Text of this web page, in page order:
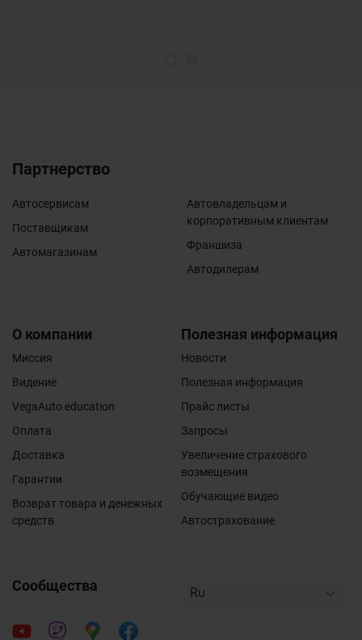
Партнерство
Автосервисам
Поставщикам
Автомагазинам
Автовладельцам и
корпоративным клиентам
Франшиза
Автодилерам
О компании
Миссия
Видение
VegaAuto education
Оплата
Доставка
Гарантии
Возврат товара и денежных
средств
Полезная информация
Новости
Полезная информация
Прайс листы
Запросы
Увеличение страхового
возмещения
Обучающие видео
Автострахование
Сообщества